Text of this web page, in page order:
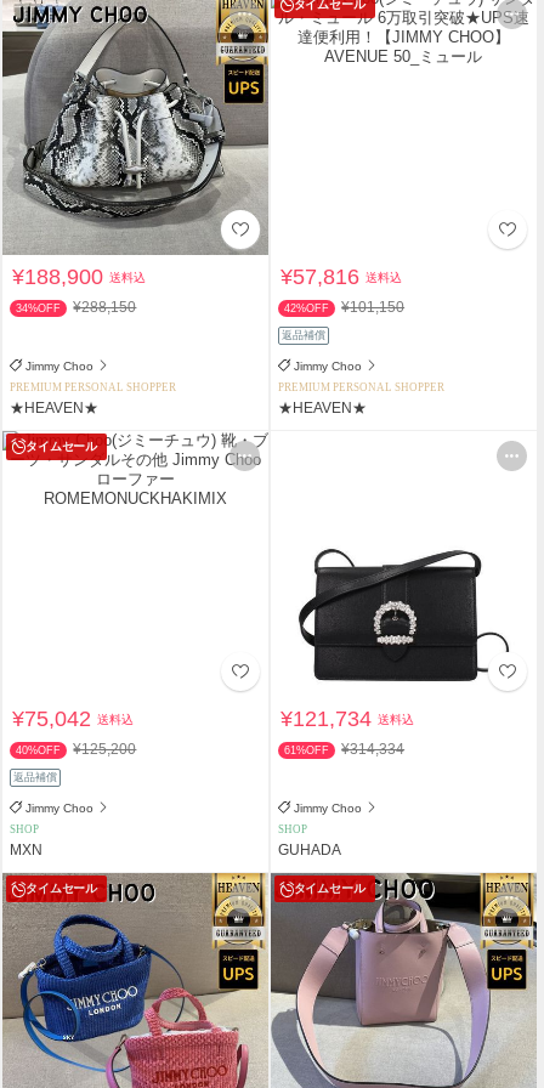
¥188,900送料込
34%OFF ¥288,150
Jimmy Choo
PREMIUM PERSONAL SHOPPER
★HEAVEN★
タイムセール
¥57,816送料込
42%OFF ¥101,150
返品補償
Jimmy Choo
PREMIUM PERSONAL SHOPPER
★HEAVEN★
タイムセール
¥75,042送料込
40%OFF ¥125,200
返品補償
Jimmy Choo
SHOP
MXN
¥121,734送料込
61%OFF ¥314,334
Jimmy Choo
SHOP
GUHADA
タイムセール タイムセール